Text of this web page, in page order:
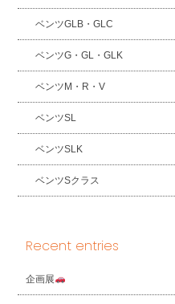
ベンツGLB・GLC
ベンツG・GL・GLK
ベンツM・R・V
ベンツSL
ベンツSLK
ベンツSクラス
Recent entries
企画展